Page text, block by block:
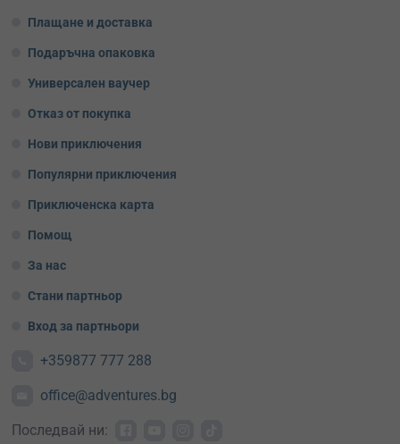
Плащане и доставка
Подаръчна опаковка
Универсален ваучер
Отказ от покупка
Нови приключения
Популярни приключения
Приключенска карта
Помощ
За нас
Стани партньор
Вход за партньори
+359877 777 288
office@adventures.bg
Последвай ни: